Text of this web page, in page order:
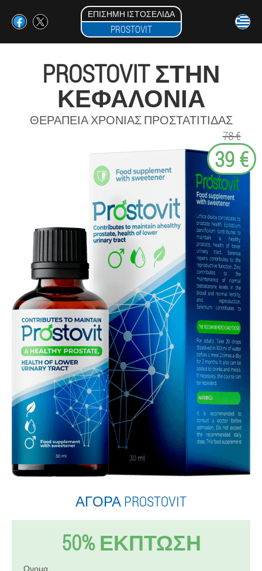
ΕΠΊΣΗΜΗ ΙΣΤΟΣΕΛΊΔΑ
PROSTOVIT
PROSTOVIT ΣΤΗΝ
ΚΕΦΑΛΟΝΙΆ
ΘΕΡΑΠΕΊΑ ΧΡΌΝΙΑΣ ΠΡΟΣΤΑΤΊΤΙΔΑΣ
78 €
39 €
ΑΓΟΡΆ PROSTOVIT
50% ΕΚΠΤΩΣΗ
Ονομα